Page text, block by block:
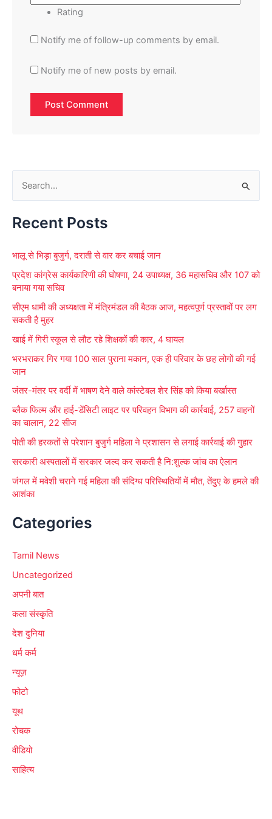
Rating
Notify me of follow-up comments by email.
Notify me of new posts by email.
a
c
h
f
o
Recent Posts
भालू से भिड़ा बुजुर्ग, दराती से वार कर बचाई जान
प्रदेश कांग्रेस कार्यकारिणी की घोषणा, 24 उपाध्यक्ष, 36 महासचिव और 107 को
बनाया गया सचिव
सीएम धामी की अध्यक्षता में मंत्रिमंडल की बैठक आज, महत्वपूर्ण प्रस्तावों पर लग
सकती है मुहर
खाई में गिरी स्कूल से लौट रहे शिक्षकों की कार, 4 घायल
भरभराकर गिर गया 100 साल पुराना मकान, एक ही परिवार के छह लोगों की गई
जान
जंतर-मंतर पर वर्दी में भाषण देने वाले कांस्टेबल शेर सिंह को किया बर्खास्त
ब्लैक फिल्म और हाई-डेंसिटी लाइट पर परिवहन विभाग की कार्रवाई, 257 वाहनों
का चालान, 22 सीज
पोती की हरकतों से परेशान बुजुर्ग महिला ने प्रशासन से लगाई कार्रवाई की गुहार
सरकारी अस्पतालों में सरकार जल्द कर सकती है नि:शुल्क जांच का ऐलान
जंगल में मवेशी चराने गई महिला की संदिग्ध परिस्थितियों में मौत, तेंदुए के हमले की
आशंका
Categories
Tamil News
Uncategorized
अपनी बात
कला संस्कृति
देश दुनिया
धर्म कर्म
न्यूज़
फोटो
यूथ
रोचक
वीडियो
साहित्य